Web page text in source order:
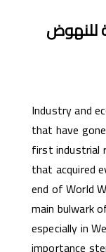
للنهوض
Industry and
that have
first industrial
that acquired
end of World
main bulwark
especially in
importance